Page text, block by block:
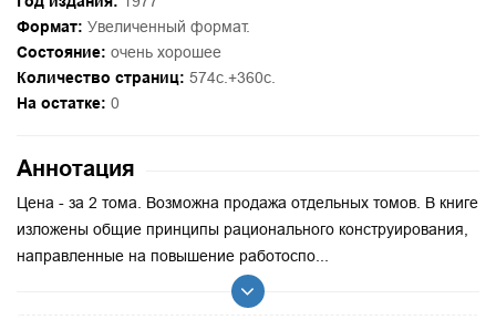
Формат: Увеличенный формат.
Состояние: очень хорошее
Количество страниц: 574с.+360с.
На остатке: 0
Аннотация
Цена - за 2 тома. Возможна продажа отдельных томов. В книге
изложены общие принципы рационального конструирования,
направленные на повышение работоспо...